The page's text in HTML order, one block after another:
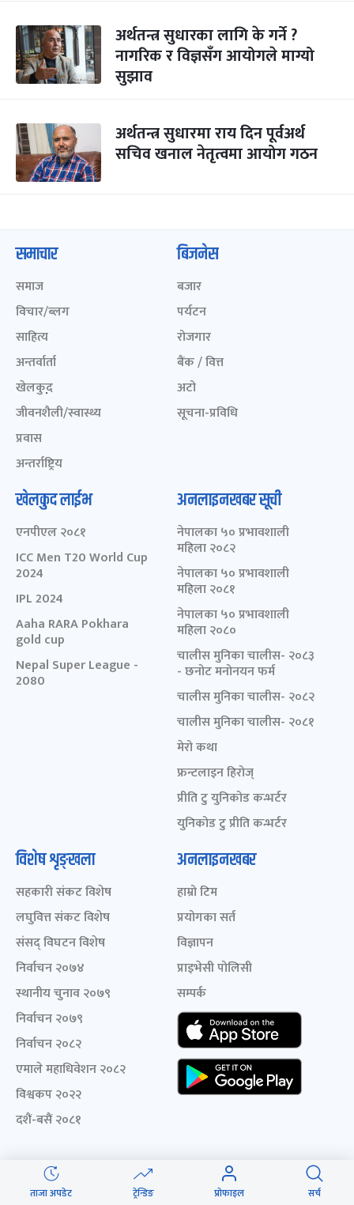
अर्थतन्त्र सुधारका लागि के गर्ने ?
नागरिक र विज्ञसँग आयोगले माग्यो
सुझाव
अर्थतन्त्र सुधारमा राय दिन पूर्वअर्थ
सचिव खनाल नेतृत्वमा आयोग गठन
ताजा अपडेट ट्रेन्डिङ प्रोफाइल सर्च
समाचार
समाज
विचार/ब्लग
साहित्य
अन्तर्वार्ता
खेलकुद़़
जीवनशैली/स्वास्थ्य
प्रवास
अन्तर्राष्ट्रिय
बिजनेस
बजार
पर्यटन
रोजगार
बैंक / वित्त
अटो
सूचना-प्रविधि
खेलकुद लाईभ
एनपीएल २०८१
ICC Men T20 World Cup
2024
IPL 2024
Aaha RARA Pokhara
gold cup
Nepal Super League -
2080
अनलाइनखबर सूची
नेपालका ५० प्रभावशाली
महिला २०८२
नेपालका ५० प्रभावशाली
महिला २०८१
नेपालका ५० प्रभावशाली
महिला २०८०
चालीस मुनिका चालीस- २०८३
- छनोट मनोनयन फर्म
चालीस मुनिका चालीस- २०८२
चालीस मुनिका चालीस- २०८१
मेरो कथा
फ्रन्टलाइन हिरोज्
प्रीति टु युनिकोड कन्भर्टर
युनिकोड टु प्रीति कन्भर्टर
विशेष शृङ्खला
सहकारी संकट विशेष
लघुवित्त संकट विशेष
संसद् विघटन विशेष
निर्वाचन २०७४
स्थानीय चुनाव २०७९
निर्वाचन २०७९
निर्वाचन २०८२
एमाले महाधिवेशन २०८२
विश्वकप २०२२
दशैं-बसैं २०८१
अनलाइनखबर
हाम्रो टिम
प्रयोगका सर्त
विज्ञापन
प्राइभेसी पोलिसी
सम्पर्क